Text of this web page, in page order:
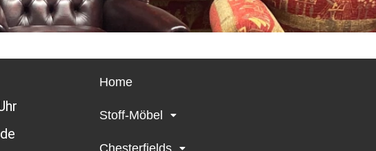
Home
Stoff-Möbel
Chesterfields